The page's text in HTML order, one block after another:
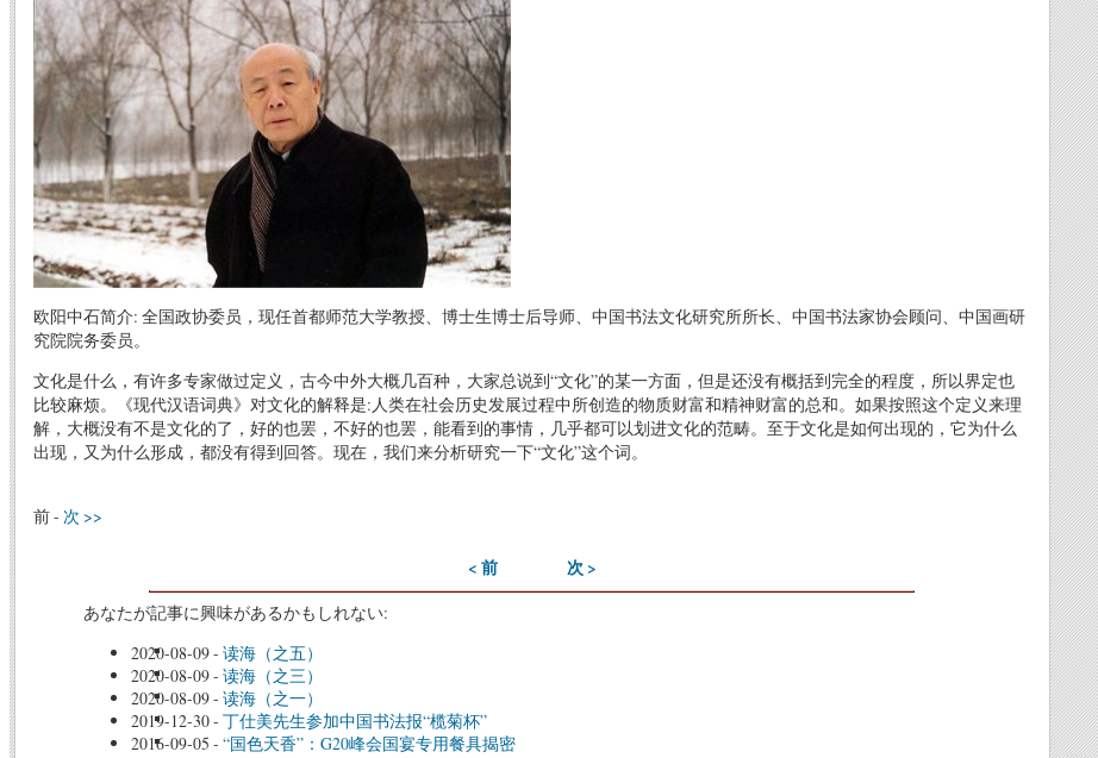
欧阳中石简介: 全国政协委员，现任首都师范大学教授、博士生博士后导师、中国书法文化研究所所长、中国书法家协会顾问、中国画研
究院院务委员。
文化是什么，有许多专家做过定义，古今中外大概几百种，大家总说到“文化”的某一方面，但是还没有概括到完全的程度，所以界定也
比较麻烦。《现代汉语词典》对文化的解释是:人类在社会历史发展过程中所创造的物质财富和精神财富的总和。如果按照这个定义来理
解，大概没有不是文化的了，好的也罢，不好的也罢，能看到的事情，几乎都可以划进文化的范畴。至于文化是如何出现的，它为什么
出现，又为什么形成，都没有得到回答。现在，我们来分析研究一下“文化”这个词。
前 - 次 >>
< 前 次 >
あなたが記事に興味があるかもしれない:
2020-08-09- 读海（之五）
2020-08-09- 读海（之三）
2020-08-09- 读海（之一）
2019-12-30- 丁仕美先生参加中国书法报“榄菊杯”
2016-09-05 - “国色天香”：G20峰会国宴专用餐具揭密